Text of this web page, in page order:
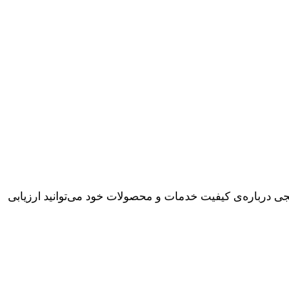
درباره‌ی کیفیت خدمات و محصولات خود می‌توانید ارزیابی